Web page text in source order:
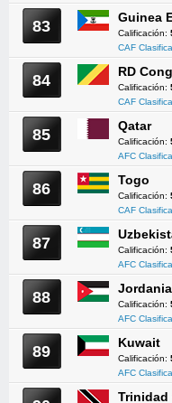
83 Guinea
Calificación:
CAF
84 RD
Calificación:
CAF
85 Qatar
Calificación:
AFC
86 Togo
Calificación:
CAF
87 Calificación:
AFC
88 Jordania
Calificación:
AFC
89 Kuwait
Calificación:
AFC
Trinidad